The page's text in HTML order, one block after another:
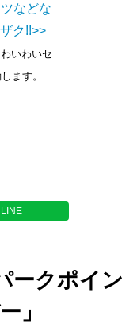
などな
ク!!>>
いわいセ
ます。
LINE
ークポイン
」